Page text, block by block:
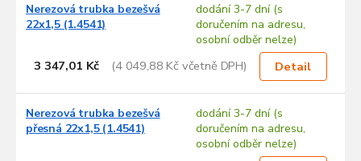
Nerezová trubka bezešvá
22x1,5 (1.4541)
dodání 3-7 dní (s
doručením na adresu,
osobní odběr nelze)
3 347,01 Kč (4 049,88 Kč včetně DPH) Detail
Nerezová trubka bezešvá
přesná 22x1,5 (1.4541)
dodání 3-7 dní (s
doručením na adresu,
osobní odběr nelze)